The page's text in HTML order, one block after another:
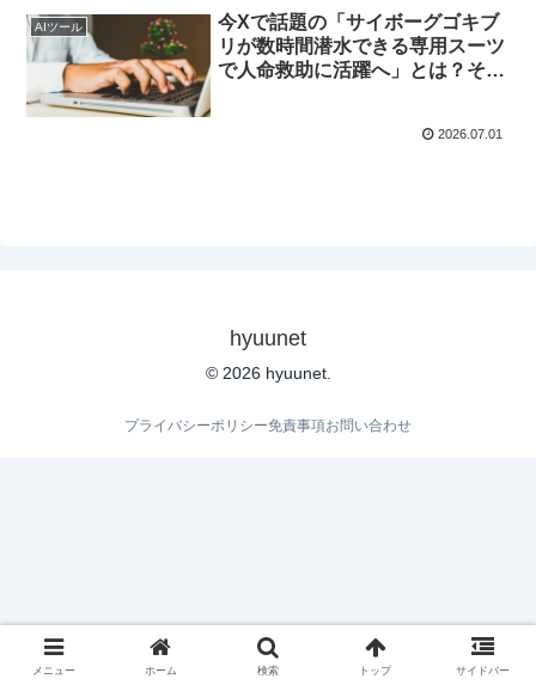
AIツール
今Xで話題の「サイボーグゴキブ
リが数時間潜水できる専用スーツ
で人命救助に活躍へ」とは？その
2026.07.01
hyuunet
© 2026 hyuunet.
プライバシーポリシー免責事項お問い合わせ
メニュー ホーム 検索 トップ サイドバー